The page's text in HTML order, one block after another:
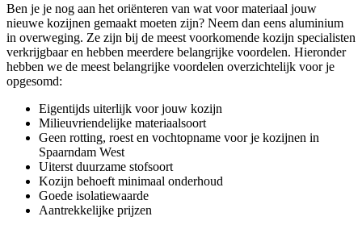
Ben je je nog aan het oriënteren van wat voor materiaal jouw
nieuwe kozijnen gemaakt moeten zijn? Neem dan eens aluminium
in overweging. Ze zijn bij de meest voorkomende kozijn specialisten
verkrijgbaar en hebben meerdere belangrijke voordelen. Hieronder
hebben we de meest belangrijke voordelen overzichtelijk voor je
opgesomd:
Eigentijds uiterlijk voor jouw kozijn
Milieuvriendelijke materiaalsoort
Geen rotting, roest en vochtopname voor je kozijnen in
Spaarndam West
Uiterst duurzame stofsoort
Kozijn behoeft minimaal onderhoud
Goede isolatiewaarde
Aantrekkelijke prijzen